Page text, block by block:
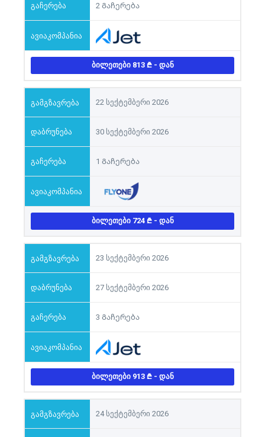
2 Გაჩერება
ᲑᲘᲚᲔᲗᲔᲑᲘ 813 - ᲓᲐᲜ
22 სექტემბერი 2026
30 სექტემბერი 2026
1 Გაჩერება
ᲑᲘᲚᲔᲗᲔᲑᲘ 724 - ᲓᲐᲜ
23 სექტემბერი 2026
27 სექტემბერი 2026
3 Გაჩერება
ᲑᲘᲚᲔᲗᲔᲑᲘ 913 - ᲓᲐᲜ
24 სექტემბერი 2026